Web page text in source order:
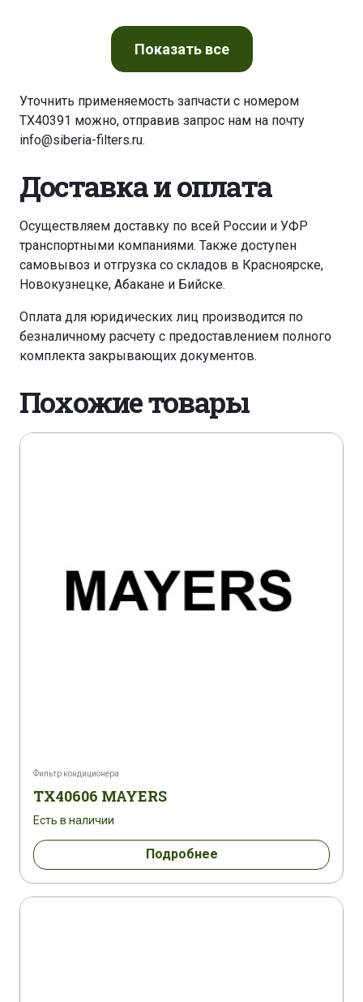
Показатьвсе
Уточнить применяемость запчасти с номером
TX40391 можно, отправив запрос нам на почту
info@siberia-filters.ru.
Доставка и оплата
Осуществляем доставку по всей России и УФР
транспортными компаниями. Также доступен
самовывоз и отгрузка со складов в Красноярске,
Новокузнецке, Абакане и Бийске.
Оплата для юридических лиц производится по
безналичному расчету с предоставлением полного
комплекта закрывающих документов.
Похожие товары
Фильтр кондиционера
TX40606 MAYERS
Есть в наличии
Подробнее